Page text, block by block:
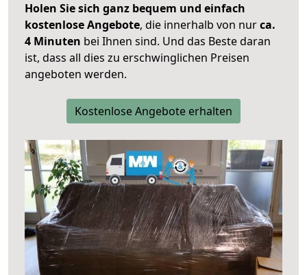
Holen Sie sich ganz bequem und einfach
kostenlose Angebote, die innerhalb von nurca.
4 Minuten bei Ihnen sind. Und das Beste daran
ist, dass all dies zu erschwinglichen Preisen
angeboten werden.
Kostenlose Angebote erhalten